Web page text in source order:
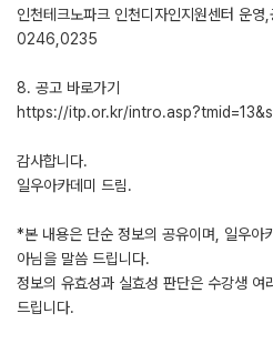
인천테크노파크 인천디자인지원센터 운
0246,0235
8. 공고 바로가기
https://itp.or.kr/
감사합니다.
일우아카데미 드림.
*본 내용은 단순 정보의 공유이며, 일우아
아님을 말씀 드립니다.
정보의 유효성과 실효성 판단은 수강생 여
드립니다.